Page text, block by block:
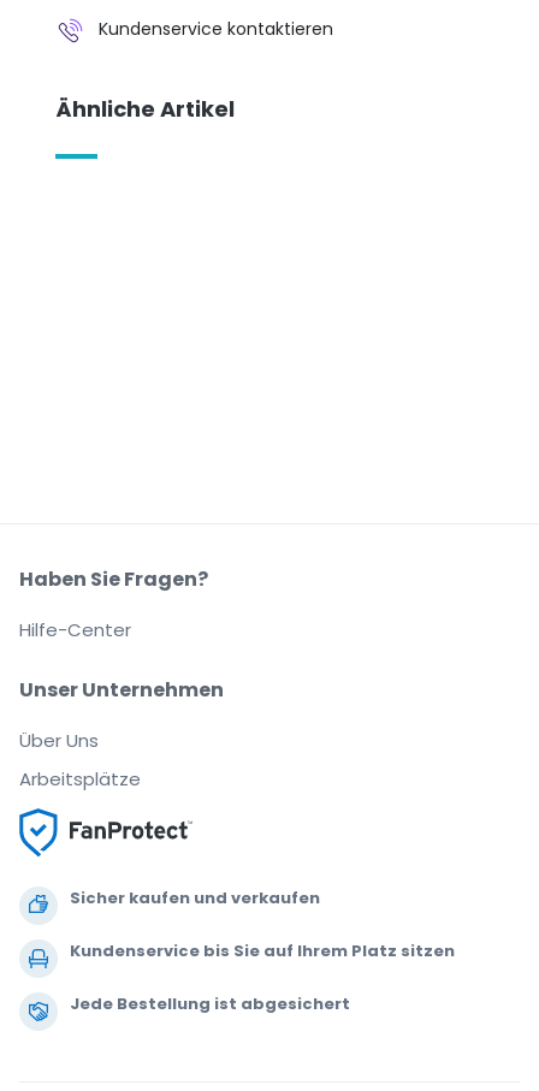
Kundenservice kontaktieren
Ähnliche Artikel
Sicher kaufen und verkaufen
Kundenservice bis Sie auf Ihrem Platz sitzen
Jede Bestellung ist abgesichert
Unser Unternehmen
Über Uns
Arbeitsplätze
Haben Sie Fragen?
Hilfe-Center